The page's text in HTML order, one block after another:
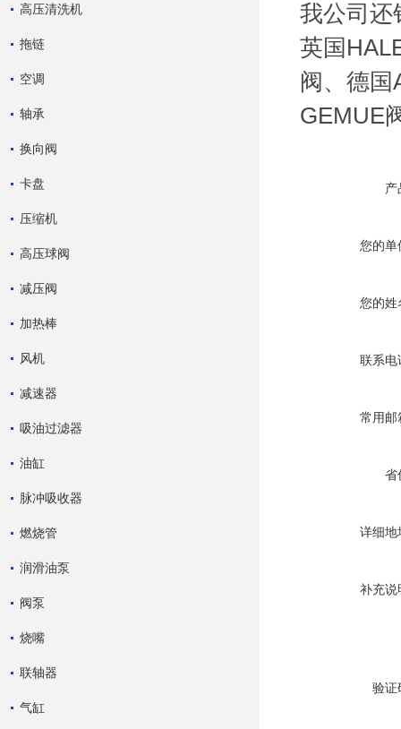
高压清洗机
拖链
空调
轴承
换向阀
卡盘
压缩机
高压球阀
减压阀
加热棒
风机
减速器
吸油过滤器
油缸
脉冲吸收器
燃烧管
润滑油泵
阀泵
烧嘴
联轴器
气缸
我公司还
英国
阀、德国
GEMUE
产
您的单
您的姓
联系电
常用邮
省
详细地
补充说
验证